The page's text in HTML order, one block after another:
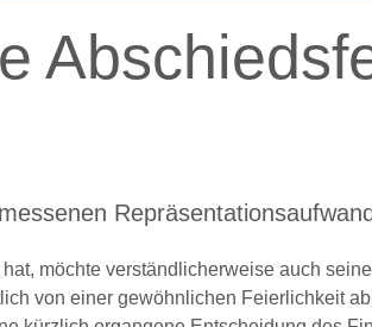
Repräsentationsaufwand
möchte verständlicherweise auch
von einer gewöhnlichen Feierlichkeit